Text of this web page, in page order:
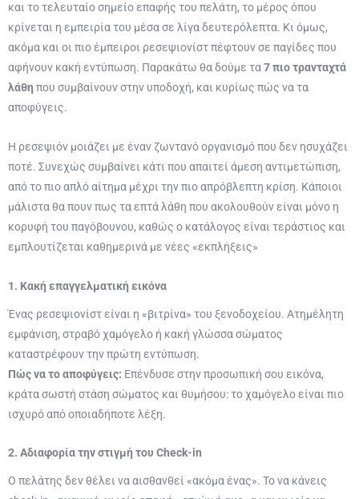
και το τελευταίο σημείο επαφής του πελάτη, το μέρος όπου
κρίνεται η εμπειρία του μέσα σε λίγα δευτερόλεπτα. Κι όμως,
ακόμα και οι πιο έμπειροι ρεσεψιονίστ πέφτουν σε παγίδες που
αφήνουν κακή εντύπωση. Παρακάτω θα δούμε τα 7 πιο τρανταχτά
λάθη που συμβαίνουν στην υποδοχή, και κυρίως πώς να τα
αποφύγεις.
Η ρεσεψιόν μοιάζει με έναν ζωντανό οργανισμό που δεν ησυχάζει
ποτέ. Συνεχώς συμβαίνει κάτι που απαιτεί άμεση αντιμετώπιση,
από το πιο απλό αίτημα μέχρι την πιο απρόβλεπτη κρίση. Κάποιοι
μάλιστα θα πουν πως τα επτά λάθη που ακολουθούν είναι μόνο η
κορυφή του παγόβουνου, καθώς ο κατάλογος είναι τεράστιος και
εμπλουτίζεται καθημερινά με νέες «εκπλήξεις»
1. Κακή επαγγελματική εικόνα
Ένας ρεσεψιονίστ είναι η «βιτρίνα» του ξενοδοχείου. Ατημέλητη
εμφάνιση, στραβό χαμόγελο ή κακή γλώσσα σώματος
καταστρέφουν την πρώτη εντύπωση.
Πώς να το αποφύγεις: Επένδυσε στην προσωπική σου εικόνα,
κράτα σωστή στάση σώματος και θυμήσου: το χαμόγελο είναι πιο
ισχυρό από οποιαδήποτε λέξη.
2. Αδιαφορία την στιγμή του Check-in
Ο πελάτης δεν θέλει να αισθανθεί «ακόμα ένας». Το να κάνεις